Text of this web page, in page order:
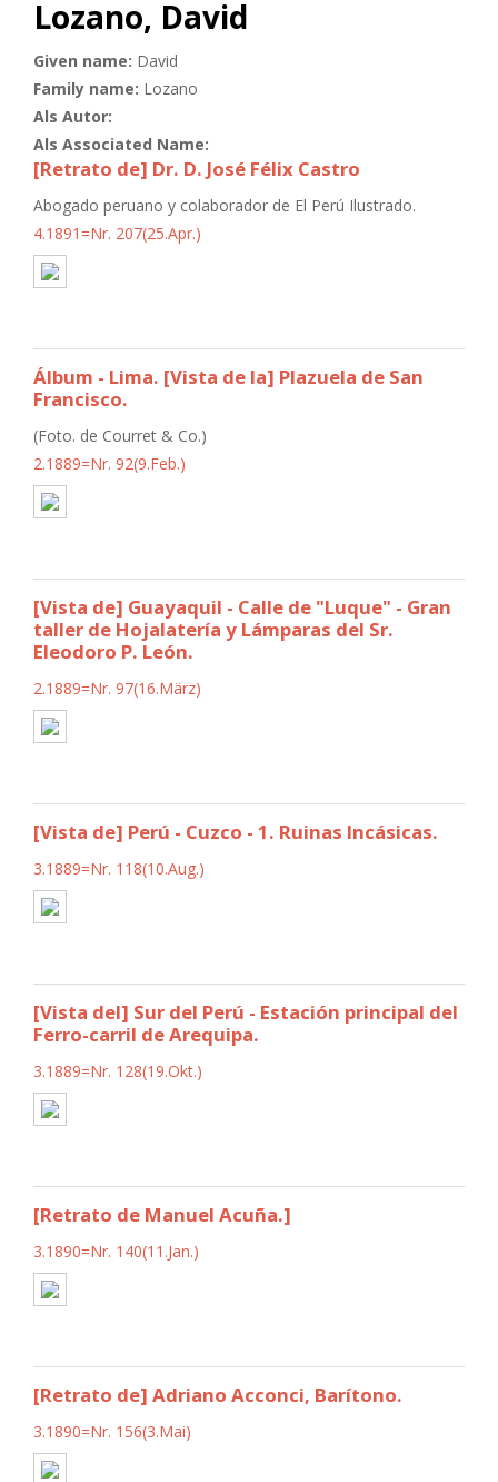
Lozano, David
Given name: David
Family name: Lozano
Als Autor:
Als Associated Name:
[Retrato de] Dr. D. José Félix Castro
Abogado peruano y colaborador de El Perú Ilustrado.
4.1891=Nr. 207(25.Apr.)
Álbum - Lima. [Vista de la] Plazuela de San
Francisco.
(Foto. de Courret & Co.)
2.1889=Nr. 92(9.Feb.)
[Vista de] Guayaquil - Calle de "Luque" - Gran
taller de Hojalatería y Lámparas del Sr.
Eleodoro P. León.
2.1889=Nr. 97(16.März)
[Vista de] Perú - Cuzco - 1. Ruinas Incásicas.
3.1889=Nr. 118(10.Aug.)
[Vista del] Sur del Perú - Estación principal del
Ferro-carril de Arequipa.
3.1889=Nr. 128(19.Okt.)
[Retrato de Manuel Acuña.]
3.1890=Nr. 140(11.Jan.)
[Retrato de] Adriano Acconci, Barítono.
3.1890=Nr. 156(3.Mai)